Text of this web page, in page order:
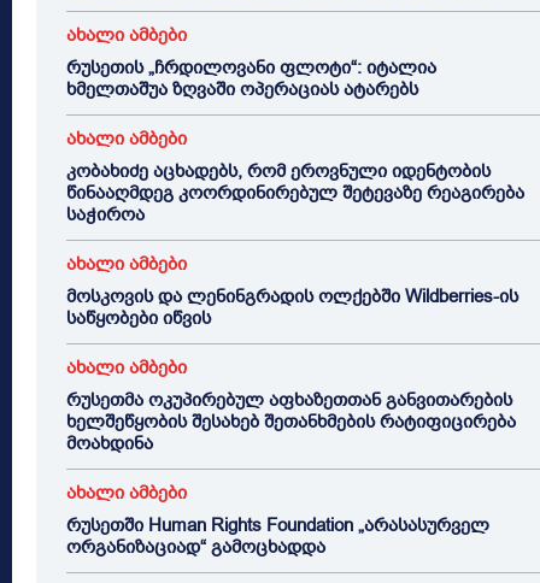
ახალი ამბები
რუსეთის „ჩრდილოვანი ფლოტი“: იტალია
ხმელთაშუა ზღვაში ოპერაციას ატარებს
ახალი ამბები
კობახიძე აცხადებს, რომ ეროვნული იდენტობის
წინააღმდეგ კოორდინირებულ შეტევაზე რეაგირება
საჭიროა
ახალი ამბები
მოსკოვის და ლენინგრადის ოლქებში Wildberries-ის
საწყობები იწვის
ახალი ამბები
რუსეთმა ოკუპირებულ აფხაზეთთან განვითარების
ხელშეწყობის შესახებ შეთანხმების რატიფიცირება
მოახდინა
ახალი ამბები
რუსეთში Human Rights Foundation „არასასურველ
ორგანიზაციად“ გამოცხადდა